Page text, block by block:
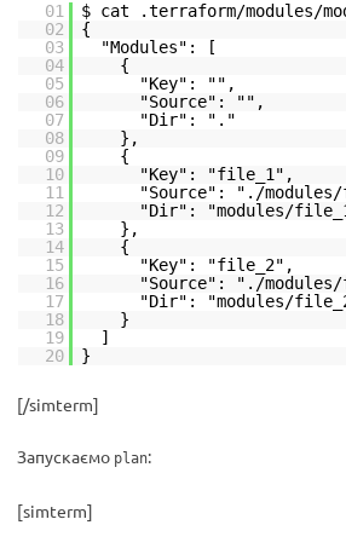
01
$ cat .terraform/modules/
02
{
03
"Modules": [
04
{
05
"Key": "",
06
"Source": "",
07
"Dir": "."
08
},
09
{
10
"Key": "file_1",
11
"Source": "./
12
"Dir": "modules/
13
},
14
{
15
"Key": "file_2",
16
"Source": "./
17
"Dir": "modules/
18
}
19
]
20
}
[/simterm]
Запускаємо plan:
[simterm]